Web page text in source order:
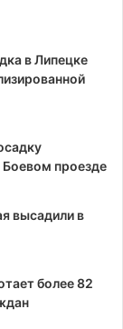
в Липецке
проезде
высадили в
более 82